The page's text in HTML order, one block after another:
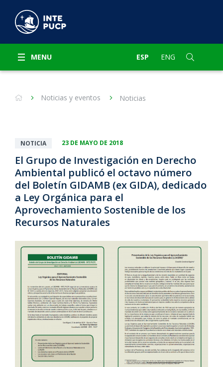
MENU ESP ENG
Noticias y eventos Noticias
NOTICIA 23 DE MAYO DE 2018
El Grupo de Investigación en Derecho
Ambiental publicó el octavo número
del Boletín GIDAMB (ex GIDA), dedicado
a Ley Orgánica para el
Aprovechamiento Sostenible de los
Recursos Naturales